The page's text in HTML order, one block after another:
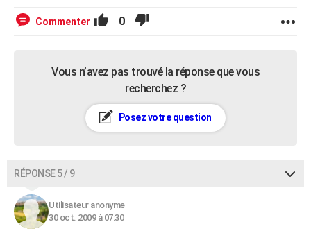
Commenter 0
Vous n’avez pas trouvé la réponse que vous
recherchez ?
Posez votre question
RÉPONSE 5 / 9
Utilisateur anonyme
30 oct. 2009 à 07:30